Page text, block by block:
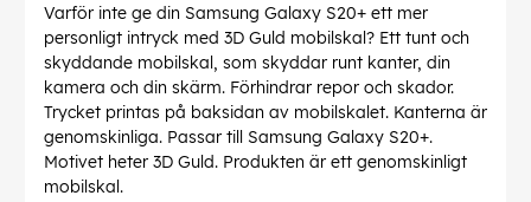
Varför inte ge din Samsung Galaxy S20+ ett mer
personligt intryck med 3D Guld mobilskal? Ett tunt och
skyddande mobilskal, som skyddar runt kanter, din
kamera och din skärm. Förhindrar repor och skador.
Trycket printas på baksidan av mobilskalet. Kanterna är
genomskinliga. Passar till Samsung Galaxy S20+.
Motivet heter 3D Guld. Produkten är ett genomskinligt
mobilskal.